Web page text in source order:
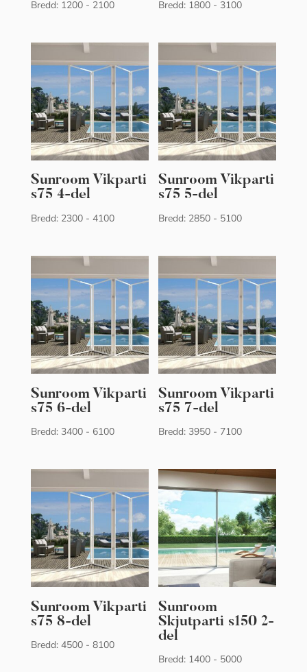
Bredd: 1200 - 2100 Bredd: 1800 - 3100
Sunroom Vikparti
s75 4-del
Bredd: 2300 - 4100
Sunroom Vikparti
s75 5-del
Bredd: 2850 - 5100
Sunroom Vikparti
s75 6-del
Bredd: 3400 - 6100
Sunroom Vikparti
s75 7-del
Bredd: 3950 - 7100
Sunroom Vikparti
s75 8-del
Bredd: 4500 - 8100
Sunroom
Skjutparti s150 2-
del
Bredd: 1400 - 5000